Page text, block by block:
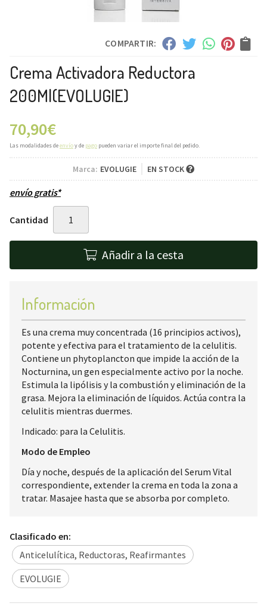
COMPARTIR:
Crema Activadora Reductora
200Ml(EVOLUGIE)
70,90€
Las modalidades deenvíoy de pago pueden variar el importe final del pedido.
Marca: EVOLUGIE EN STOCK
envío gratis*
Cantidad
Añadir a la cesta
Información
Es una crema muy concentrada (16 principios activos),
potente y efectiva para el tratamiento de la celulitis.
Contiene un phytoplancton que impide la acción de la
Nocturnina, un gen especialmente activo por la noche.
Estimula la lipólisis y la combustión y eliminación de la
grasa. Mejora la eliminación de líquidos. Actúa contra la
celulitis mientras duermes.
Indicado: para la Celulitis.
Modo de Empleo
Día y noche, después de la aplicación del Serum Vital
correspondiente, extender la crema en toda la zona a
tratar. Masajee hasta que se absorba por completo.
Clasificado en:
Anticelulítica, Reductoras, Reafirmantes
EVOLUGIE